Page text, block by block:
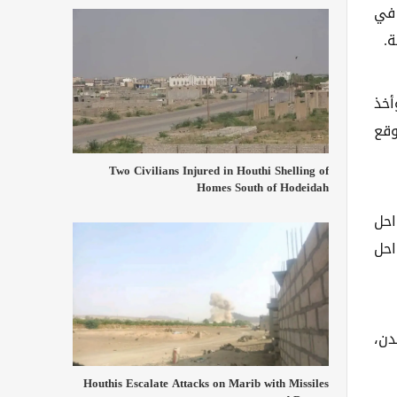
في
Two Civilians Injured in Houthi Shelling of
Homes South of Hodeidah
Houthis Escalate Attacks on Marib with Missiles